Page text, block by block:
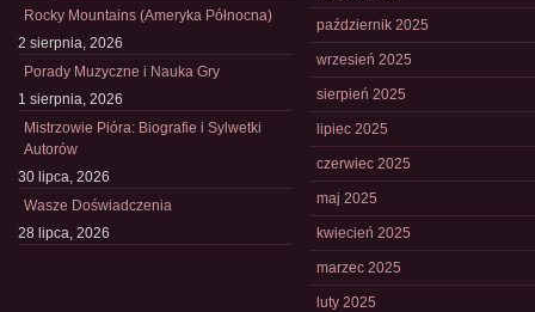
Rocky Mountains (Ameryka Północna)
2 sierpnia, 2026
Porady Muzyczne i Nauka Gry
1 sierpnia, 2026
Mistrzowie Pióra: Biografie i Sylwetki
Autorów
30 lipca, 2026
Wasze Doświadczenia
28 lipca, 2026
październik 2025
wrzesień 2025
sierpień 2025
lipiec 2025
czerwiec 2025
maj 2025
kwiecień 2025
marzec 2025
luty 2025